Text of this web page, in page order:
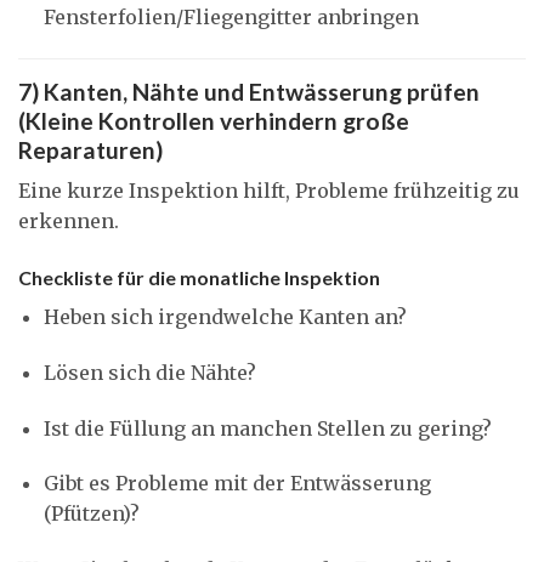
Fensterfolien/Fliegengitter anbringen
7) Kanten, Nähte und Entwässerung prüfen
(Kleine Kontrollen verhindern große
Reparaturen)
Eine kurze Inspektion hilft, Probleme frühzeitig zu
erkennen.
Checkliste für die monatliche Inspektion
Heben sich irgendwelche Kanten an?
Lösen sich die Nähte?
Ist die Füllung an manchen Stellen zu gering?
Gibt es Probleme mit der Entwässerung
(Pfützen)?